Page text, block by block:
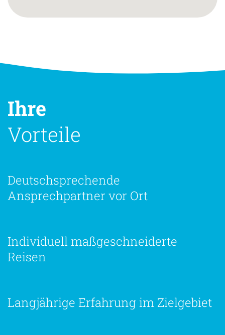
Ihre
Vorteile
Deutschsprechende
Ansprechpartner vor Ort
Individuell maßgeschneiderte
Reisen
Langjährige Erfahrung im Zielgebiet